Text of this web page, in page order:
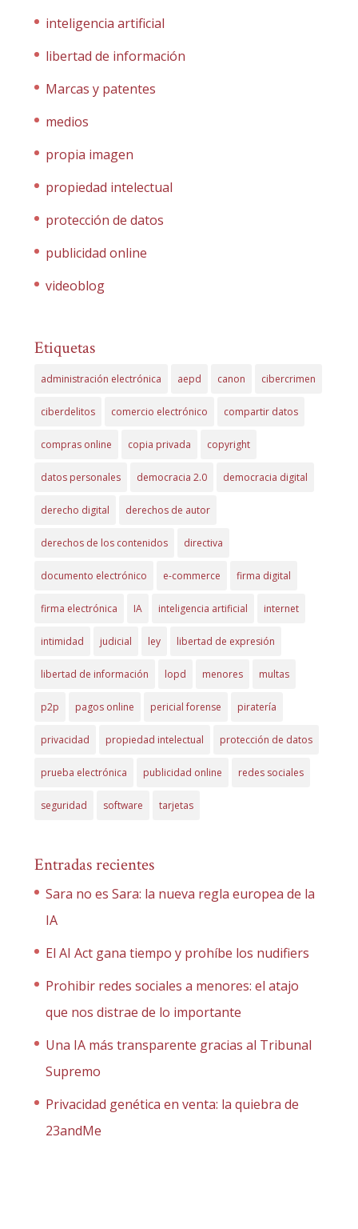
inteligencia artificial
libertad de información
Marcas y patentes
medios
propia imagen
propiedad intelectual
protección de datos
publicidad online
videoblog
Etiquetas
administración electrónica aepd canon cibercrimen
ciberdelitos comercio electrónico compartir datos
compras online copia privada copyright
datos personales democracia 2.0 democracia digital
derecho digital derechos de autor
derechos de los contenidos directiva
documento electrónico e-commerce firma digital
firma electrónica IA inteligencia artificial internet
intimidad judicial ley libertad de expresión
libertad de información lopd menores multas
p2p pagos online pericial forense piratería
privacidad propiedad intelectual protección de datos
prueba electrónica publicidad online redes sociales
seguridad software tarjetas
Entradas recientes
Sara no es Sara: la nueva regla europea de la
IA
El AI Act gana tiempo y prohíbe los nudifiers
Prohibir redes sociales a menores: el atajo
que nos distrae de lo importante
Una IA más transparente gracias al Tribunal
Supremo
Privacidad genética en venta: la quiebra de
23andMe